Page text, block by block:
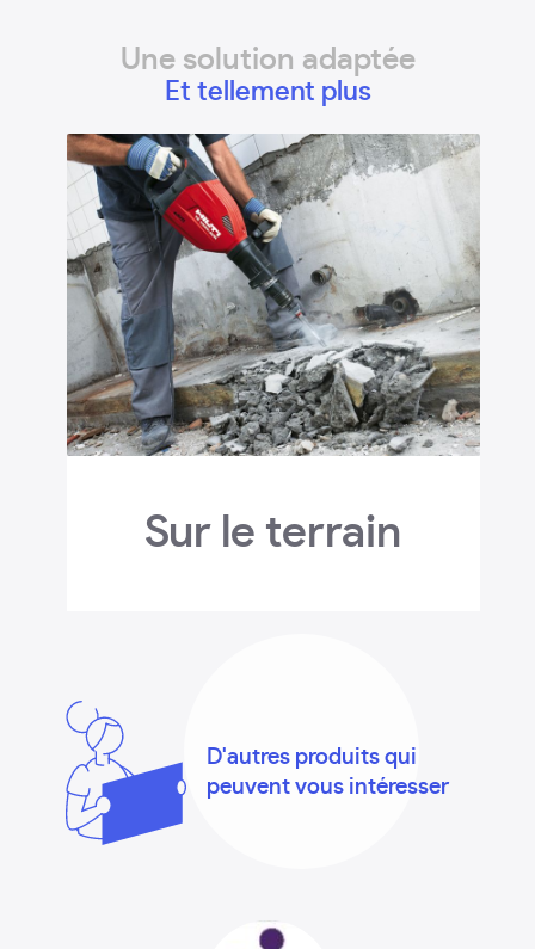
Une solution adaptée
Et tellement plus
Sur le terrain
D'autres produits qui
peuvent vous intéresser